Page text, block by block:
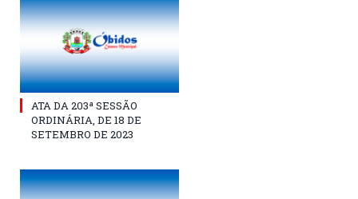
ATA DA 203ª SESSÃO
ORDINÁRIA, DE 18 DE
SETEMBRO DE 2023